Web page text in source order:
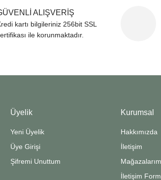
bulunuyor.
daha pahalı.
alternatifler olmalı.
ALIŞVERİŞ
kartı bilgileriniz 256bit SSL
ile korunmaktadır.
Üyelik
Yeni Üyelik
Üye Girişi
Şifremi Unuttum
Kurumsal
Hakkımızda
İletişim
İletişim